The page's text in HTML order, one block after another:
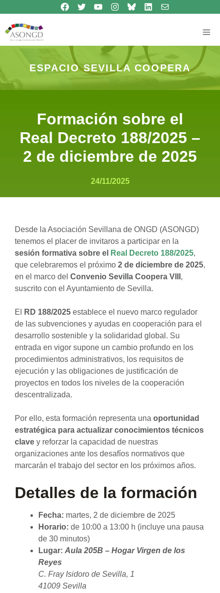
contenido
Síguenos en Facebook
Síguenos en TwitterSíguenos en Youtube
Síguenos en Instagram
Bluesky
Síguenos en Linkedincontacto
ESPACIO SEVILLA COOPERA
Formación sobre el
Real Decreto 188/2025 –
2 de diciembre de 2025
24/11/2025
Desde la Asociación Sevillana de ONGD (ASONGD)
tenemos el placer de invitaros a participar en la
sesión formativa sobre el
Real Decreto 188/2025,
que celebraremos el próximo 2 de diciembre de 2025,
en el marco del Convenio Sevilla Coopera VIII ,
suscrito con el Ayuntamiento de Sevilla.
El RD 188/2025 establece el nuevo marco regulador
de las subvenciones y ayudas en cooperación para el
desarrollo sostenible y la solidaridad global. Su
entrada en vigor supone un cambio profundo en los
procedimientos administrativos, los requisitos de
ejecución y las obligaciones de justificación de
proyectos en todos los niveles de la cooperación
descentralizada.
Por ello, esta formación representa una oportunidad
estratégica para actualizar conocimientos técnicos
clave y reforzar la capacidad de nuestras
organizaciones ante los desafíos normativos que
marcarán el trabajo del sector en los próximos años.
Detalles de la formación
Fecha: martes, 2 de diciembre de 2025
Horario: de 10:00 a 13:00 h (incluye una pausa
de 30 minutos)
Lugar: Aula 205B – Hogar Virgen de los
Reyes
C. Fray Isidoro de Sevilla, 1
41009 Sevilla